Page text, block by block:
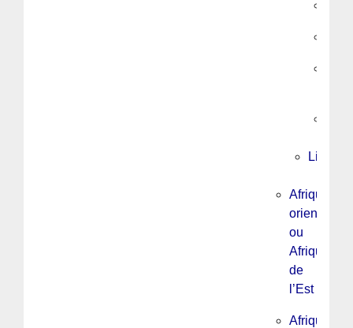
Libye
Afrique
orientale
ou
Afrique
de
l’Est
Afrique